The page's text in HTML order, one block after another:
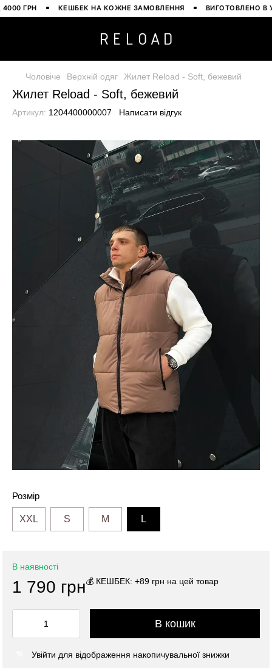
ГРН КЕШБЕК НА КОЖНЕ ЗАМОВЛЕННЯ ВИГОТОВЛЕНО В
Чоловіче Верхній одяг Жилет Reload - Soft, бежевий
Жилет Reload - Soft, бежевий
Артикул: 1204400000007 Написати відгук
Розмір
XXL S M L
В наявності
1 790 грн💰 КЕШБЕК: +89 грн на цей товар
В кошик
Увійти для відображення накопичувальної знижки